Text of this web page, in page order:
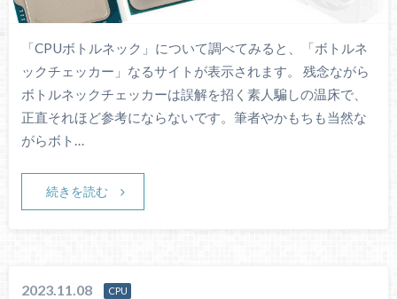
「CPUボトルネック」について調べてみると、「ボトルネ
ックチェッカー」なるサイトが表示されます。 残念ながら
ボトルネックチェッカーは誤解を招く素人騙しの温床で、
正直それほど参考にならないです。筆者やかもちも当然な
がらボト…
続きを読む
2023.11.08 CPU